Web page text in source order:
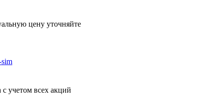
цену уточняйте
с учетом всех акций